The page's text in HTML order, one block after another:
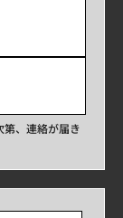
、連絡が届き